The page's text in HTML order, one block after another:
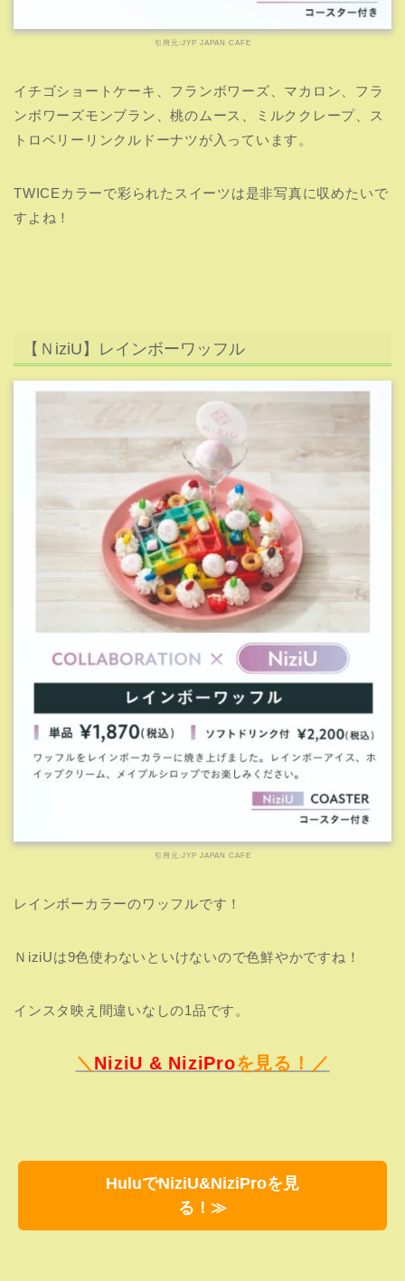
引用元:JYP JAPAN CAFE
レインボーカラーのワッフルです！
ＮiziUは9色使わないといけないので色鮮やかですね！
インスタ映え間違いなしの1品です。
NiziU & NiziProを見る！／
HuluでNiziU&NiziProを見
る！≫
〜お試し期間内に解約すれば完全無料で楽し
【ITZY】ストロベリーパフェ